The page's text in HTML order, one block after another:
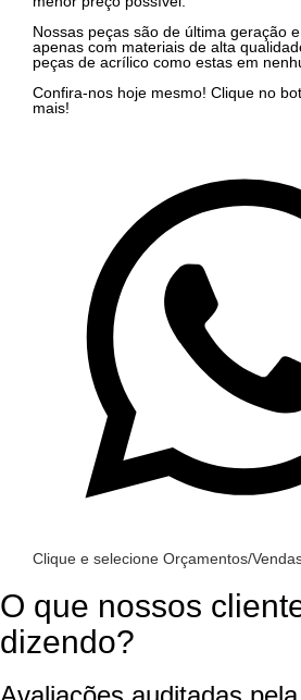
Nossas peças são de última geração
apenas com materiais de alta
peças de acrílico como estas em
Confira-nos hoje mesmo! Clique no
mais!
Clique e selecione Orçamentos/
O que nossos
dizendo?